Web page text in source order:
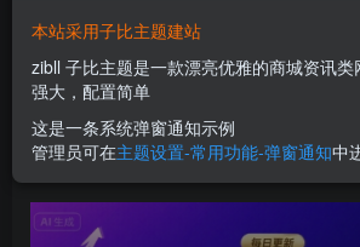
2025-2026最新电商技术每天分享，让你
越做越好(更新26年07月)
本站采用子比主题建站
zibll 子比主题是一款漂亮优雅的商城资讯
强大，配置简单
这是一条系统弹窗通知示例
管理员可在主题设置-常用功能-弹窗通知中